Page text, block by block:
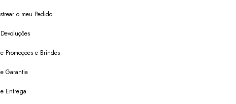
o meu Pedido
Promoções e Brindes
Garantia
Entrega